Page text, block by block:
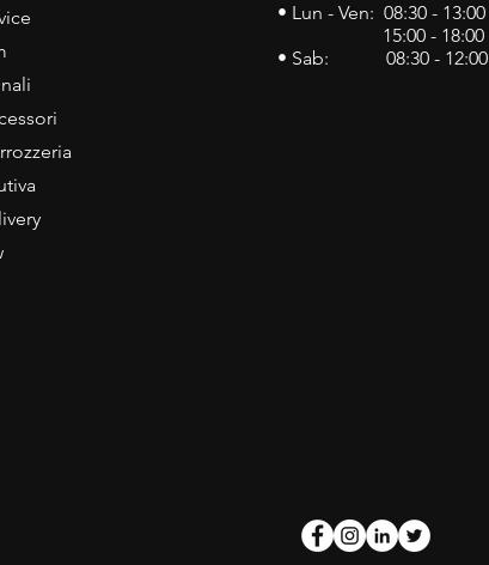
• Lun - Ven: 08:30 - 13:00
15:00 - 18:00
• Sab: 08:30 - 12:00